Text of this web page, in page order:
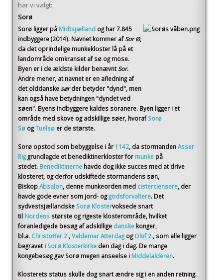
har vi valgt:
Sorø
Sorø ligger på Midtsjælland og har 7.845
indbyggere (2014). Navnet kommer af Sor Ø,
da det oprindelige munkekloster lå på et
landområde omkranset af sø og mose.
Byen er i de ældste kilder benævnt Sor.
Andre mener, at navnet er en afledning af
det olddanske sør der betyder "dynd", men
kan også have betydningen "dyndet ved
søen". Byens indbyggere kaldes soranere. Byen ligger i et
område med skove og adskillige søer, hvoraf Sorø
Sø ogTuelsø er de største.
Sorø opstod som bebyggelse i år 1142, da stormandenAsser
Rig grundlagde et benediktinerkloster for munke på
stedet. Benediktinerne havde dog ikke succes med at drive
klosteret, og derfor udskiftede stormandens søn,
BiskopAbsalon, denne munkeorden med cisterciensere, der
havde gode evner som jord- og godsforvaltere. Det
sydvestsjællandske Sorø Klostervoksede snart
til Nordens største og rigeste klosterområde, hvilket
foranledigede besøg af adskillige danske konger,
bl.a. Christoffer 2.,Valdemar Atterdag og Oluf 2., som alle ligger
begravet i Sorø Klosterkirke den dag i dag. De mange
kongebesøg gav Sorø megen anseelse i Middelalderen.
Klosterets status skulle dog snart ændre sig i en anden retning.